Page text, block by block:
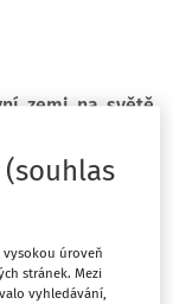
zemi na světě
zájmu dětského
odborníků
jsou ale zákazy
digitálních
i škodlivé.
vysokou úroveň
stránek. Mezi
vyhledávání,